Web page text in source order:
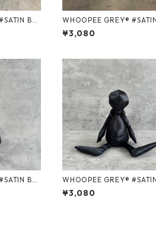
WHOOPEE GREY® #SATIN BL
UE/Mサイズ
¥3,080
WHOOPEE GREY® #SATIN BLA
CK/Mサイズ
¥3,080